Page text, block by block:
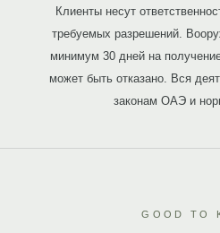
Клиенты несут
требуемых разрешений.
минимум 30 дней на
может быть отказано. Вся
законам ОАЭ и
GOOD TO